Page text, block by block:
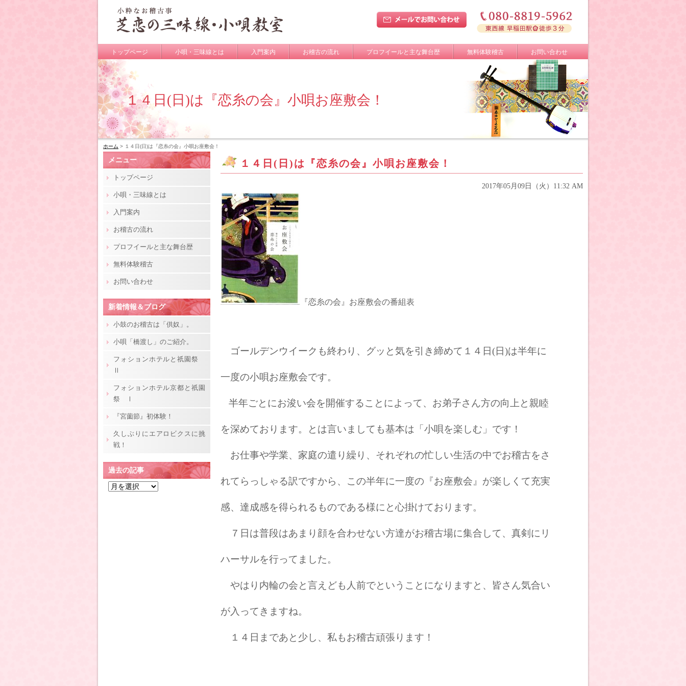
トップページ 小唄・三味線とは 入門案内 お稽古の流れ プロフイールと主な舞台歴 無料体験稽古 お問い合わせ
１４日(日)は『恋糸の会』小唄お座敷会！
ホーム > １４日(日)は『恋糸の会』小唄お座敷会！
１４日(日)は『恋糸の会』小唄お座敷会！
2017年05月09日（火）11:32 AM
『恋糸の会』お座敷会の番組表
ゴールデンウイークも終わり、グッと気を引き締めて１４日(日)は半年に
一度の小唄お座敷会です。
半年ごとにお浚い会を開催することによって、お弟子さん方の向上と親睦
を深めております。とは言いましても基本は「小唄を楽しむ」です！
お仕事や学業、家庭の遣り繰り、それぞれの忙しい生活の中でお稽古をさ
れてらっしゃる訳ですから、この半年に一度の『お座敷会』が楽しくて充実
感、達成感を得られるものである様にと心掛けております。
７日は普段はあまり顔を合わせない方達がお稽古場に集合して、真剣にリ
ハーサルを行ってました。
やはり内輪の会と言えども人前でということになりますと、皆さん気合い
が入ってきますね。
１４日まであと少し、私もお稽古頑張ります！
メニュー
トップページ
小唄・三味線とは
入門案内
お稽古の流れ
プロフイールと主な舞台歴
無料体験稽古
お問い合わせ
新着情報＆ブログ
小鼓のお稽古は「供奴」。
小唄「橋渡し」のご紹介。
フォションホテルと祇園祭
Ⅱ
フォションホテル京都と祇園
祭 Ⅰ
『宮薗節』初体験！
久しぶりにエアロビクスに挑
戦！
過去の記事